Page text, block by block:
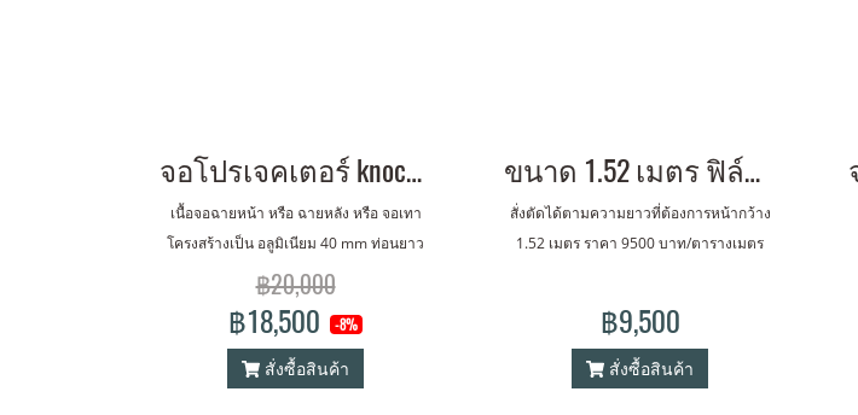
จอโปรเจคเตอร์ knock down 150 นิ้ว 4:3 (2.30x3.10 m) 4:3
เนื้อจอฉายหน้า หรือ ฉายหลัง หรือ จอเทา
โครงสร้างเป็น อลูมิเนียม 40 mm ท่อนยาว
320 cm พับเป็น 2 ท่อนๆละ 160 cm สะดวก
ต่อการขนส่ง ใช้ได้ทั้ง indoor และ outdoor
ราคาประหยัด สั่งผลิต ตามขนาดที่ต้องการ
ได้ option จอ silver 3D
฿20,000
฿18,500 -8%
สั่งซื้อสินค้า
ขนาด 1.52 เมตร ฟิล์ม ใส (transparent rear film)
สั่งตัดได้ตามความยาวที่ต้องการหน้ากว้าง
1.52 เมตร ราคา 9500 บาท/ตารางเมตร
฿9,500
สั่งซื้อสินค้า